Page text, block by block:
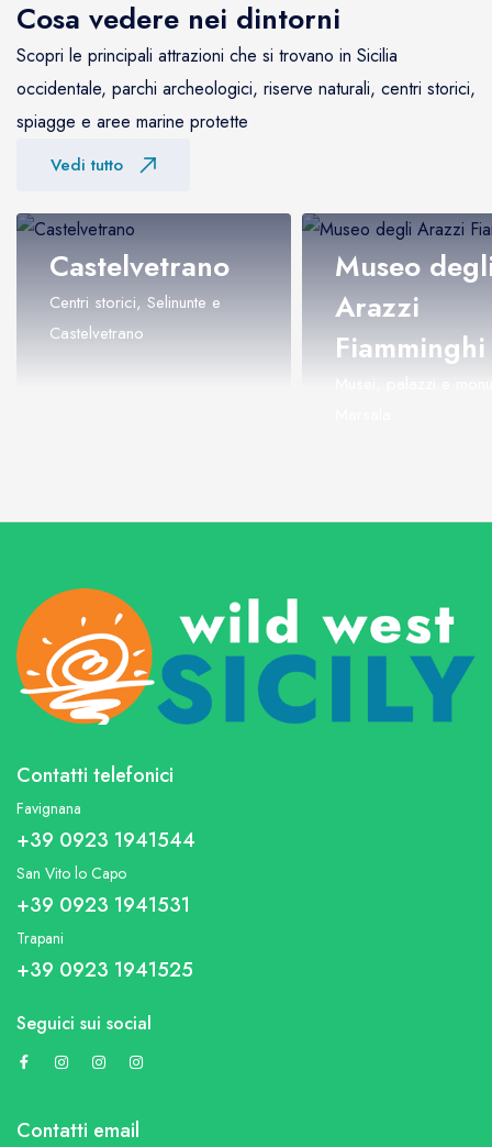
Cosa vedere nei dintorni
Scopri le principali attrazioni che si trovano in Sicilia
occidentale, parchi archeologici, riserve naturali, centri storici,
spiagge e aree marine protette
Vedi tutto
Castelvetrano
Centri storici, Selinunte e
Castelvetrano
Museo
Arazzi
Fiamminghi
Contatti telefonici
Favignana
+39 0923 1941544
San Vito lo Capo
+39 0923 1941531
Trapani
+39 0923 1941525
Seguici sui social
Contatti email